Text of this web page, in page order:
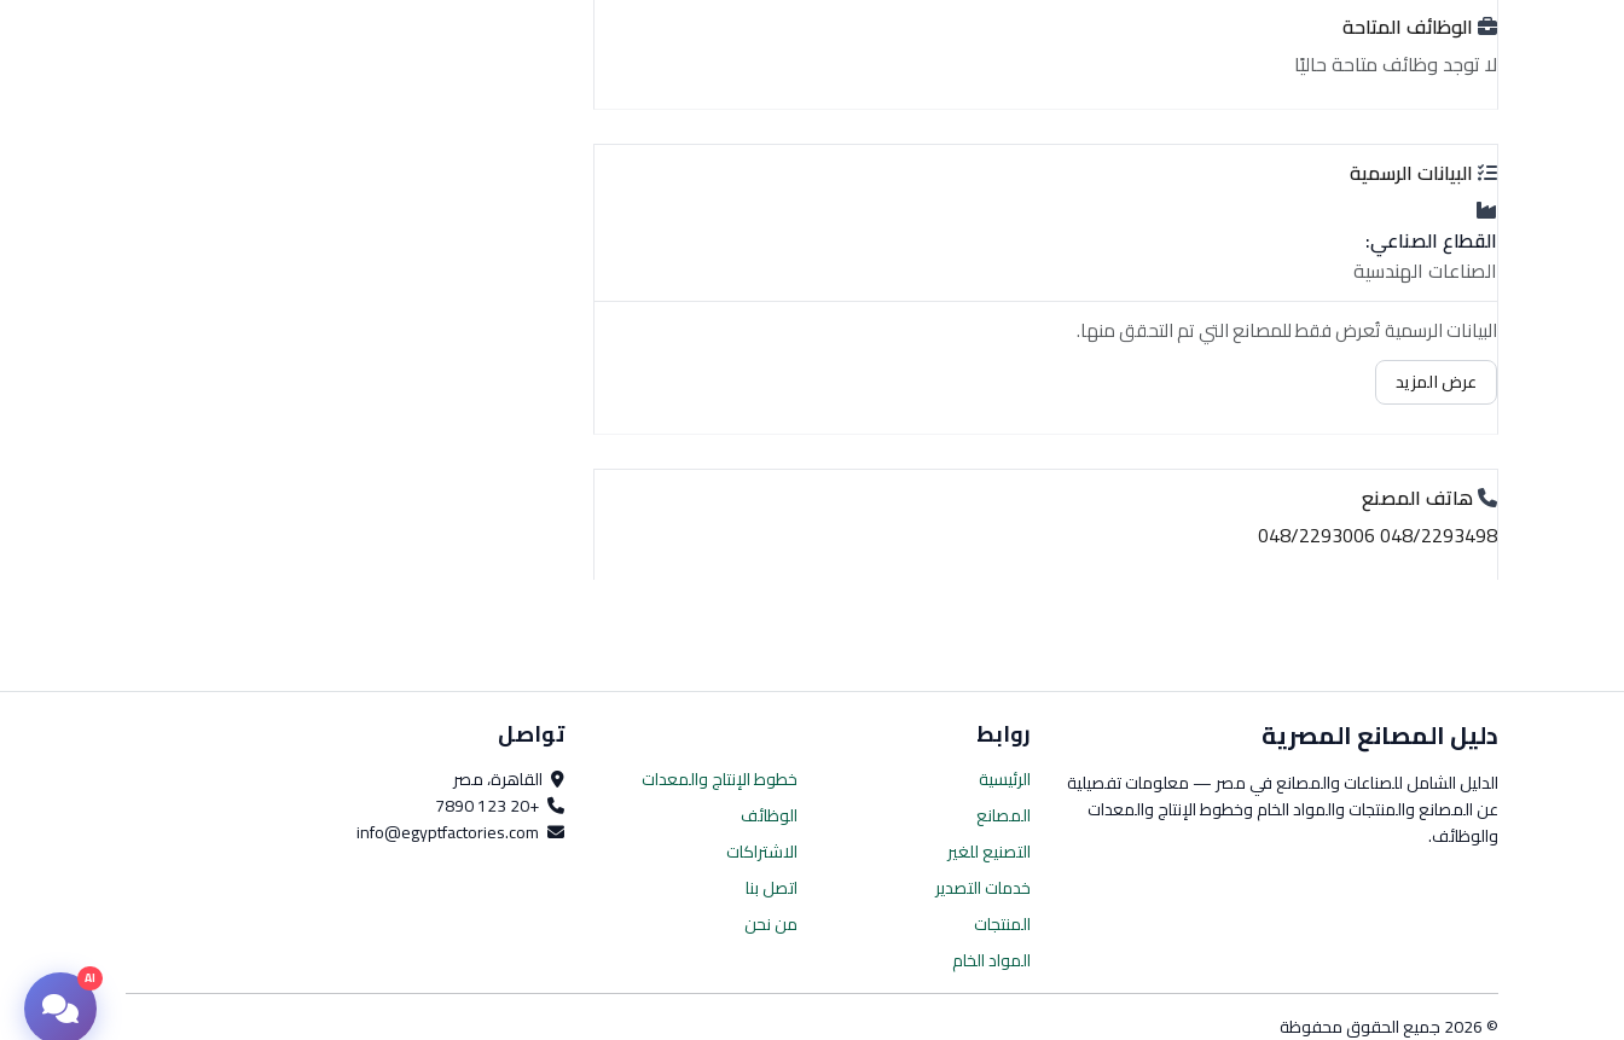
الوظائف المتاحة
لا توجد وظائف متاحة حاليًا
البيانات الرسمية
القطاع الصناعي:
الصناعات الهندسية
البيانات الرسمية تُعرض فقط للمصانع التي تم التحقق منها.
عرض المزيد
هاتف المصنع
048/2293498 048/2293006
دليل المصانع المصرية
الدليل الشامل للصناعات والمصانع في مصر — معلومات تفصيلية
عن المصانع والمنتجات والمواد الخام وخطوط الإنتاج والمعدات
والوظائف.
روابط
الرئيسية
المصانع
التصنيع للغير
خدمات التصدير
المنتجات
المواد الخام
خطوط الإنتاجوالمعدات
الوظائف
الاشتراكات
اتصل بنا
من نحن
تواصل
القاهرة، مصر
+20 123 7890
© 2026 جميع الحقوق محفوظة
AI